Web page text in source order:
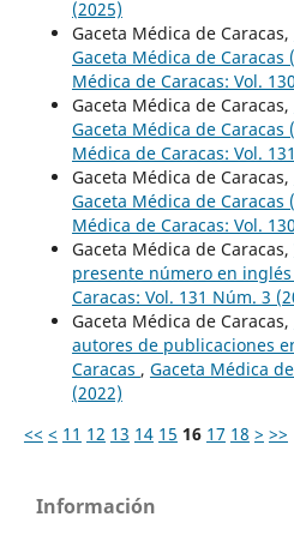
(2025)
Gaceta Médica de Caracas,
Gaceta Médica de Caracas
Médica de Caracas: Vol.
Gaceta Médica de Caracas,
Gaceta Médica de Caracas
Médica de Caracas: Vol.
Gaceta Médica de Caracas,
Gaceta Médica de Caracas
Médica de Caracas: Vol.
Gaceta Médica de Caracas,
presente número en inglés
Caracas: Vol. 131 Núm. 3
Gaceta Médica de Caracas,
autores de publicaciones
Caracas , Gaceta Médica
(2022)
<< < 11 12 13 14 15 16 17 18 > >>
Información